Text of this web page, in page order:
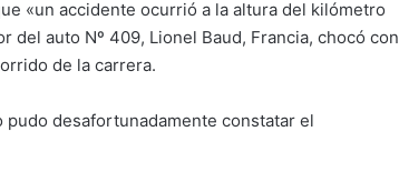
«un accidente ocurrió a la altura del kilómetro
auto Nº 409, Lionel Baud, Francia, chocó con
de la carrera.
desafortunadamente constatar el